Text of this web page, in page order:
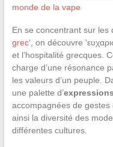
monde de la vape
En se concentrant sur les
grec‘, on découvre
et l’hospitalité grecques.
charge d’une résonance
les valeurs d’un peuple.
une palette d’
accompagnées de
ainsi la diversité des
différentes cultures.